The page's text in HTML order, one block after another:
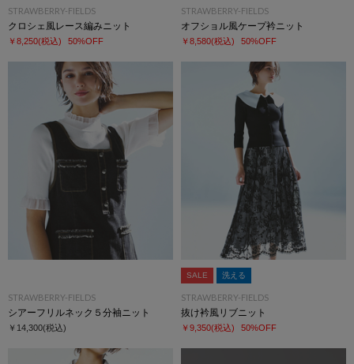
STRAWBERRY-FIELDS
クロシェ風レース編みニット
￥8,250(税込) 50%OFF
STRAWBERRY-FIELDS
オフショル風ケープ衿ニット
￥8,580(税込) 50%OFF
STRAWBERRY-FIELDS
シアーフリルネック５分袖ニット
￥14,300(税込)
SALE 洗える
STRAWBERRY-FIELDS
抜け衿風リブニット
￥9,350(税込) 50%OFF